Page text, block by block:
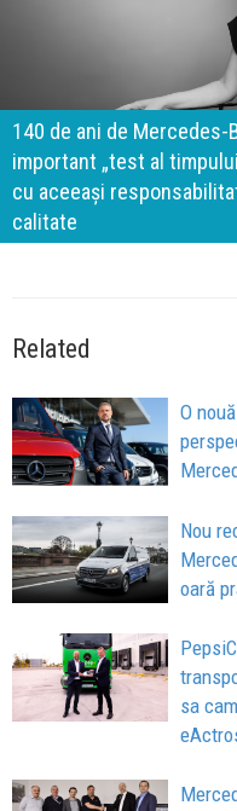
140 de ani de Mercedes-
important „test al
cu aceeași
calitate
Related
O
Nou
oară
sa